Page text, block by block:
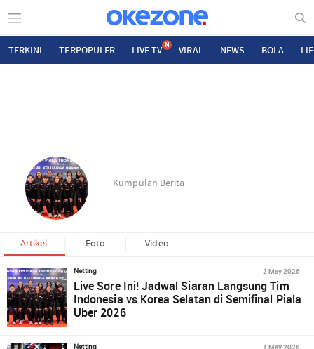
TERKINI TERPOPULER LIVE TV N VIRAL NEWS BOLA
Kumpulan Berita
Artikel Foto Video
Netting 2 May 2026
Live Sore Ini! Jadwal Siaran Langsung Tim
Indonesia vs Korea Selatan di Semifinal Piala
Uber 2026
Netting 1 May 2026